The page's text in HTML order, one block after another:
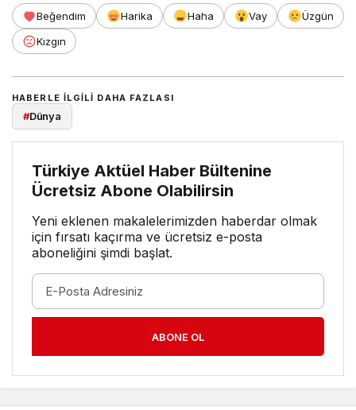
Beğendim Harika Haha Vay
Üzgün
Kızgın
HABERLE ILGILI DAHA FAZLASI
#Dünya
Türkiye Aktüel Haber Bültenine
Ücretsiz Abone Olabilirsin
Yeni eklenen makalelerimizden haberdar olmak
için fırsatı kaçırma ve ücretsiz e-posta
aboneliğini şimdi başlat.
ABONE OL